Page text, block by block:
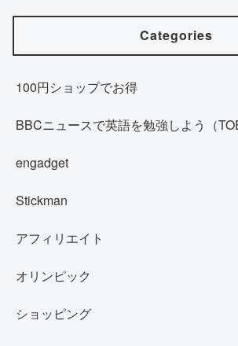
Categories
100円ショップでお得
BBCニュースで英語を勉強しよう（
engadget
Stickman
アフィリエイト
オリンピック
ショッピング